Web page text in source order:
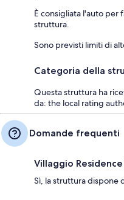
È consigliata l'auto per
struttura.
Sono previsti limiti di
Categoria della
Questa struttura ha
da: the local rating
Domande frequenti
Villaggio
Sì, la struttura dispone